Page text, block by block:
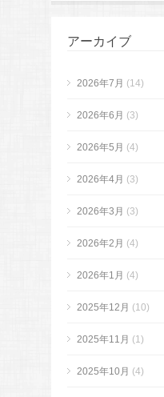
アーカイブ
2026年7月 (14)
2026年6月 (3)
2026年5月 (4)
2026年4月 (3)
2026年3月 (3)
2026年2月 (4)
2026年1月 (4)
2025年12月 (10)
2025年11月 (1)
2025年10月 (4)